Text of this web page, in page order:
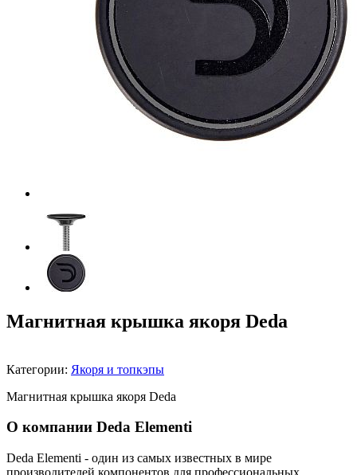
Магнитная крышка якоря Deda
Категории: Якоря и топкэпы
Магнитная крышка якоря Deda
О компании Deda Elementi
Deda Elementi - один из самых известных в мире